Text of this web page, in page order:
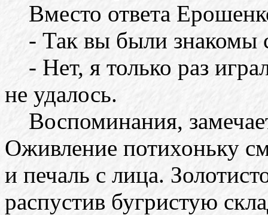
Вместо ответа
- Так вы были знакомы
- Нет, я только раз
не удалось.
Воспоминания,
Оживление потихоньку
и печаль с лица.
распустив бугристую